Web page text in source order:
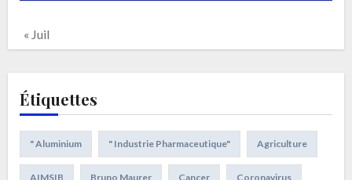
« Juil
Étiquettes
" Aluminium " Industrie Pharmaceutique" Agriculture
AIMSIB Bruno Maurer Cancer Coronavirus